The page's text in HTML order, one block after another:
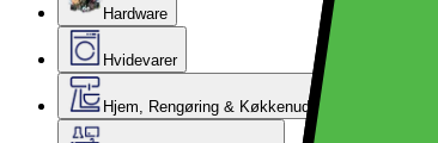
Hardware
Hvidevarer
Hjem, Rengøring & Køkkenudstyr